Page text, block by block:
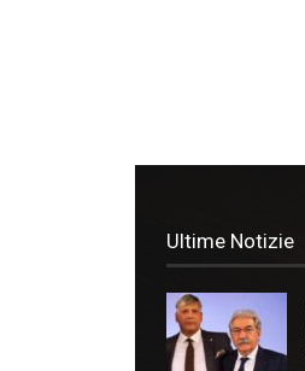
Ultime Notizie